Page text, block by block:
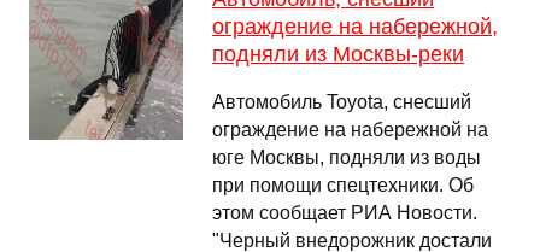
ограждение на набережной,
подняли из Москвы-реки
Автомобиль Toyota, снесший
ограждение на набережной на
юге Москвы, подняли из воды
при помощи спецтехники. Об
этом сообщает РИА Новости.
"Черный внедорожник достали